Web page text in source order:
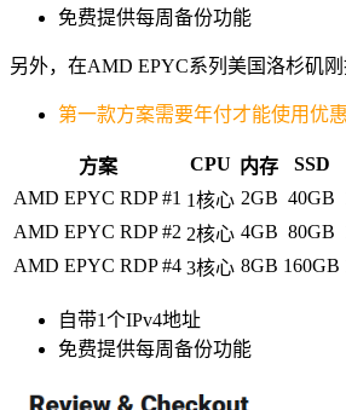
免费提供每周备份功能
另外，在AMD EPYC系列美国洛杉矶
第一款方案需要年付才能使用优
方案 CPU 内存 SSD
AMD EPYC RDP #1 1核心 2GB 40GB
AMD EPYC RDP #2 2核心 4GB 80GB
AMD EPYC RDP #4 3核心 8GB 160GB
自带1个IPv4地址
免费提供每周备份功能